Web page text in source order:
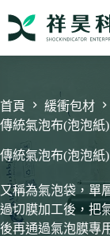
容
首頁 緩衝包材
傳統氣泡布(泡泡紙
傳統氣泡布(泡泡紙
又稱為氣泡袋，單
過切膜加工後，把
後再通過氣泡膜專